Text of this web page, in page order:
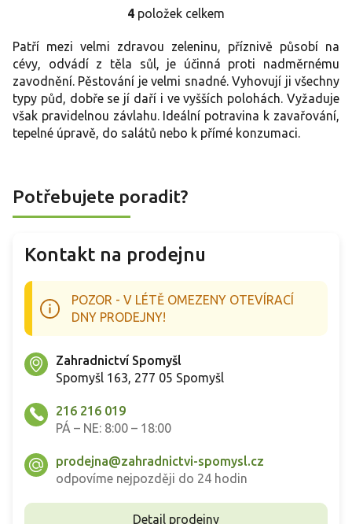
O
l
á
d
a
í
p
y
p
i
4 položek celkem
Patří mezi velmi zdravou zeleninu, příznivě působí na
cévy, odvádí z těla sůl, je účinná proti nadměrnému
zavodnění. Pěstování je velmi snadné. Vyhovují ji všechny
typy půd, dobře se jí daří i ve vyšších polohách. Vyžaduje
však pravidelnou závlahu. Ideální potravina k zavařování,
tepelné úpravě, do salátů nebo k přímé konzumaci.
Potřebujete poradit?
Kontakt na prodejnu
POZOR - V LÉTĚ OMEZENY OTEVÍRACÍ
DNY PRODEJNY!
Zahradnictví Spomyšl
Spomyšl 163, 277 05 Spomyšl
216 216 019
PÁ – NE: 8:00 – 18:00
prodejna@zahradnictvi-spomysl.cz
odpovíme nejpozději do 24 hodin
Detail prodejny